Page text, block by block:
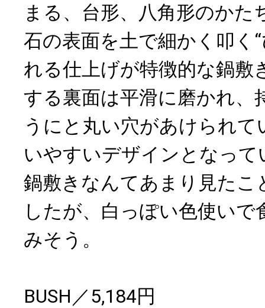
まる、台形、八角形のかた
石の表面を土で細かく叩く
れる仕上げが特徴的な鍋敷
する裏面は平滑に磨かれ、
うにと丸い穴があけられ
いやすいデザインとなっ
鍋敷きなんてあまり見たこ
したが、白っぽい色使いで
みそう。
BUSH／5,184円